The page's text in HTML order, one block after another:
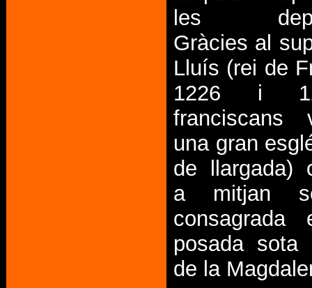
les
Gràcies al
Lluís (rei de
1226 i
franciscans
una gran
de llargada)
a mitjan
posada sota
de la